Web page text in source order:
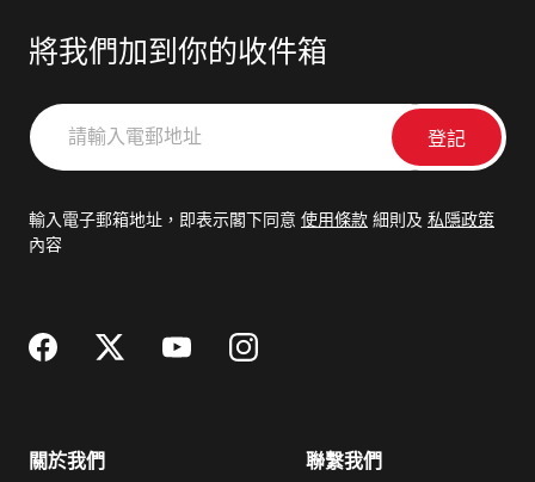
將我們加到你的收件箱
請
輸
郵
輸入電子郵箱地址，即表示閣下同意 使用條款 細則及 私隱政策
內容
關於我們 聯繫我們